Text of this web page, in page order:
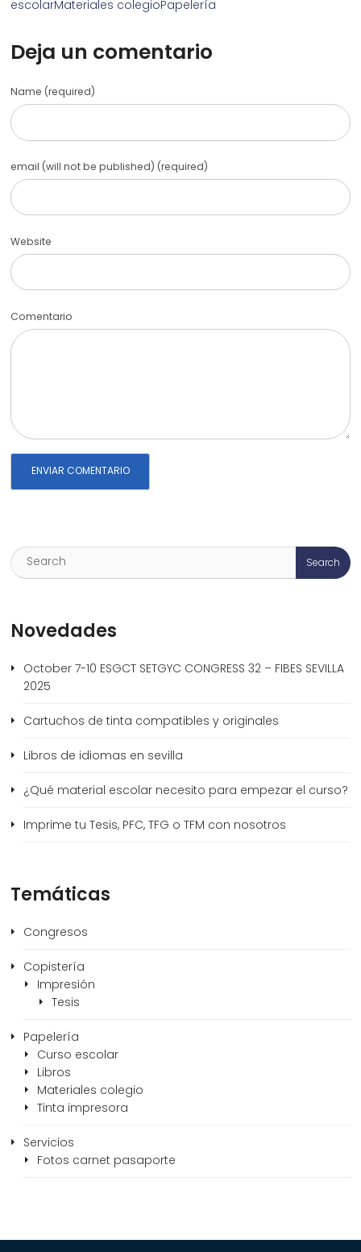
escolarMateriales colegioPapelería
Deja un comentario
Name (required)
email (will not be published) (required)
Website
Comentario
Novedades
October 7-10 ESGCT SETGYC CONGRESS 32 – FIBES SEVILLA
2025
Cartuchos de tinta compatibles y originales
Libros de idiomas en sevilla
¿Qué material escolar necesito para empezar el curso?
Imprime tu Tesis, PFC, TFG o TFM con nosotros
Temáticas
Congresos
Copistería
Impresión
Tesis
Papelería
Curso escolar
Libros
Materiales colegio
Tinta impresora
Servicios
Fotos carnet pasaporte